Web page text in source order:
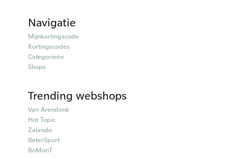
Navigatie
Mijnkortingscode
Kortingscodes
Categorieën
Shops
Trending webshops
Van Arendonk
Hot Topic
Zalando
BeterSport
BoMonT